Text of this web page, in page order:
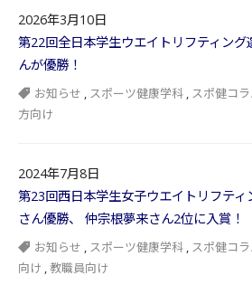
2026年3月10日
第22回全日本学生ウエイトリフティン
んが優勝！
お知らせ , スポーツ健康学科 , スポ健コ
方向け
2024年7月8日
第23回西日本学生女子ウエイトリフテ
さん優勝、 仲宗根夢来さん2位に入賞！
お知らせ , スポーツ健康学科 , スポ健コ
向け , 教職員向け